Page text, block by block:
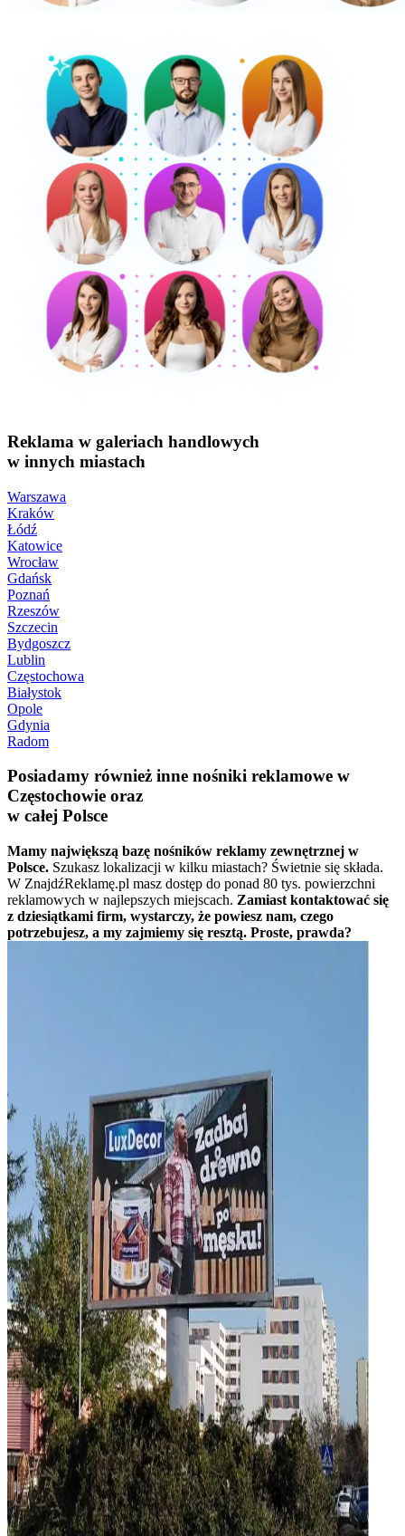
Reklama w galeriach handlowych
w innych miastach
Warszawa
Kraków
Łódź
Katowice
Wrocław
Gdańsk
Poznań
Rzeszów
Szczecin
Bydgoszcz
Lublin
Częstochowa
Białystok
Opole
Gdynia
Radom
Posiadamy również inne nośniki reklamowe w
Częstochowie oraz
w całej Polsce
Mamy największą bazę nośników reklamy zewnętrznej w
Polsce. Szukasz lokalizacji w kilku miastach? Świetnie się składa.
W ZnajdźReklamę.pl masz dostęp do ponad 80 tys. powierzchni
reklamowych w najlepszych miejscach. Zamiast kontaktować się
z dziesiątkami firm, wystarczy, że powiesz nam, czego
potrzebujesz, a my zajmiemy się resztą. Proste, prawda?